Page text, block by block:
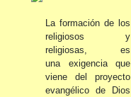
La formación de los
religiosos y
religiosas, es
una exigencia que
viene del proyecto
evangélico de Dios